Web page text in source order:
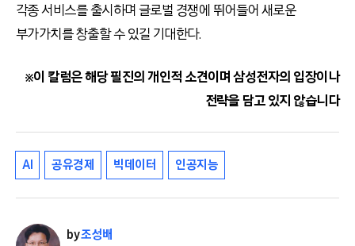
각종 서비스를 출시하며 글로벌 경쟁에 뛰어들어 새로운
부가가치를 창출할 수 있길 기대한다.
※이 칼럼은 해당 필진의 개인적 소견이며 삼성전자의 입장이나
전략을 담고 있지 않습니다
AI 공유경제 빅데이터 인공지능
by조성배